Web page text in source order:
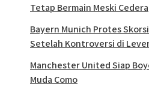
Tetap Bermain Meski Cedera
Bayern Munich Protes
Setelah Kontroversi di
Manchester United Siap
Muda Como